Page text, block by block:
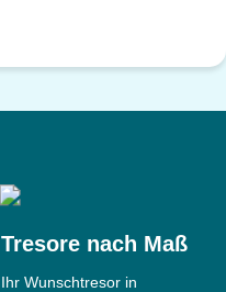
Tresore nach Maß
Ihr Wunschtresor in